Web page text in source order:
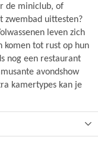
de miniclub, of
zwembad uittesten?
leven zich
komen tot rust op hun
nog een restaurant
avondshow
kamertypes kan je